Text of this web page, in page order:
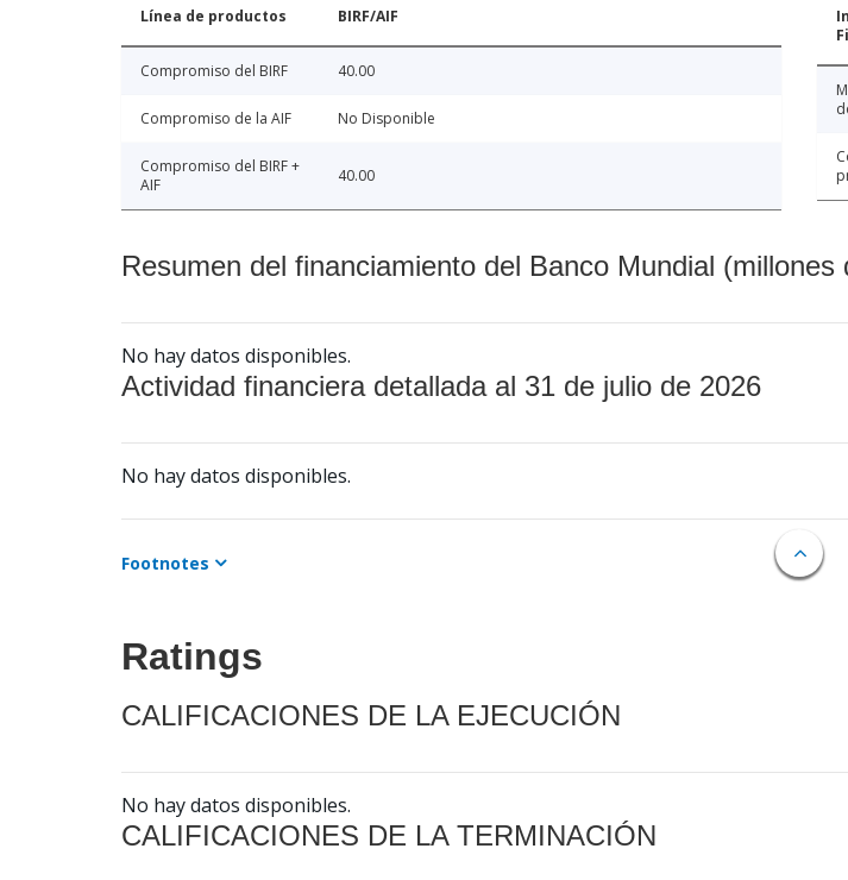
Línea de productos BIRF/AIF
Compromiso del BIRF 40.00
Compromiso de la AIF No Disponible
Compromiso del BIRF +
AIF
40.00
Resumen del financiamiento del Banco Mundial
No hay datos disponibles.
Actividad financiera detallada al 31 de julio de 2026
No hay datos disponibles.
Footnotes
Ratings
CALIFICACIONES DE LA EJECUCIÓN
No hay datos disponibles.
CALIFICACIONES DE LA TERMINACIÓN